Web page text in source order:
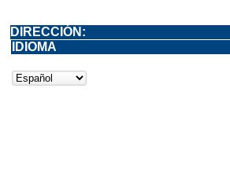
DIRECCIÓN:
IDIOMA